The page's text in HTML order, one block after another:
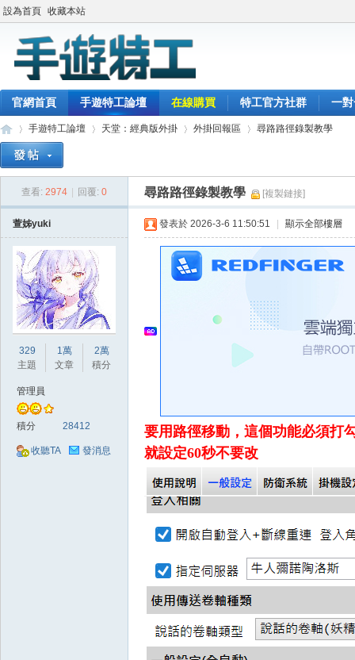
設為首頁 收藏本站
官網首頁 手遊特工論壇 在線購買 特工官方社群 一
手遊特工論壇
›
天堂：經典版外掛
›
外掛回報區
›
尋路路徑錄製教學
查看: 2974 回覆: 0 尋路路徑錄製教學 [複製鏈接]
萱姊yuki
329
主題
1萬
文章
2萬
積分
管理員
積分 28412
收聽TA 發消息
發表於 2026-3-6 11:50:51 顯示全部樓層
要用路徑移動，這個功能必須打
就設定60秒不要改